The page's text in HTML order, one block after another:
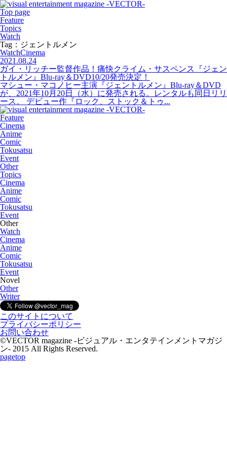
Top page
Feature
Topics
Watch
Tag：ジェントルメン
WatchCinema
2021.08.24
ガイ・リッチー監督作品！痛快クライム・サスペンス『ジェン
トルメン』Blu-ray＆DVD10/20発売決定！
マシュー・マコノヒー主演『ジェントルメン』Blu-ray＆DVD
が、2021年10月20日（水）に発売される。レンタルも同日リリ
ース。 デビュー作『ロック、ストック＆トゥ...
Feature
Cinema
Anime
Comic
Tokusatsu
Event
Other
Topics
Cinema
Anime
Comic
Tokusatsu
Event
Other
Watch
Cinema
Anime
Comic
Tokusatsu
Event
Novel
Other
Writer
このサイトについて
プライバシーポリシー
お問い合わせ
©VECTOR magazine -ビジュアル・エンタテインメントマガジ
ン- 2015 All Rights Reserved.
pagetop